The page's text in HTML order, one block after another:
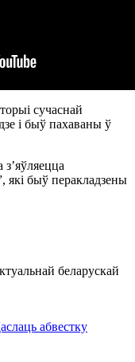
сучаснай
і быў пахаваны ў
які быў перакладзены
беларускай
абвестку